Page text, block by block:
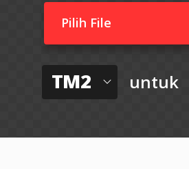
Pilih File
TM2 untuk